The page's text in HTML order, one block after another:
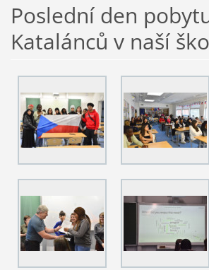
Poslední den
Katalánců v naší